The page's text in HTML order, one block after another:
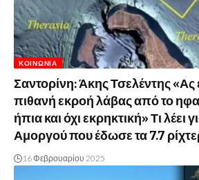
ΚΟΙΝΩΝΊΑ
Σαντορίνη: Άκης Τσελέντης «Ας
πιθανή εκροή λάβας από το
ήπια και όχι εκρηκτική» Τι λέει
Αμοργού που έδωσε τα 7.7
16 Φεβρουαρίου 2025